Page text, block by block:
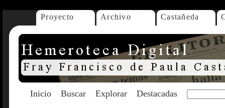
Proyecto Archivo Castañeda
Inicio Buscar Explorar Destacadas